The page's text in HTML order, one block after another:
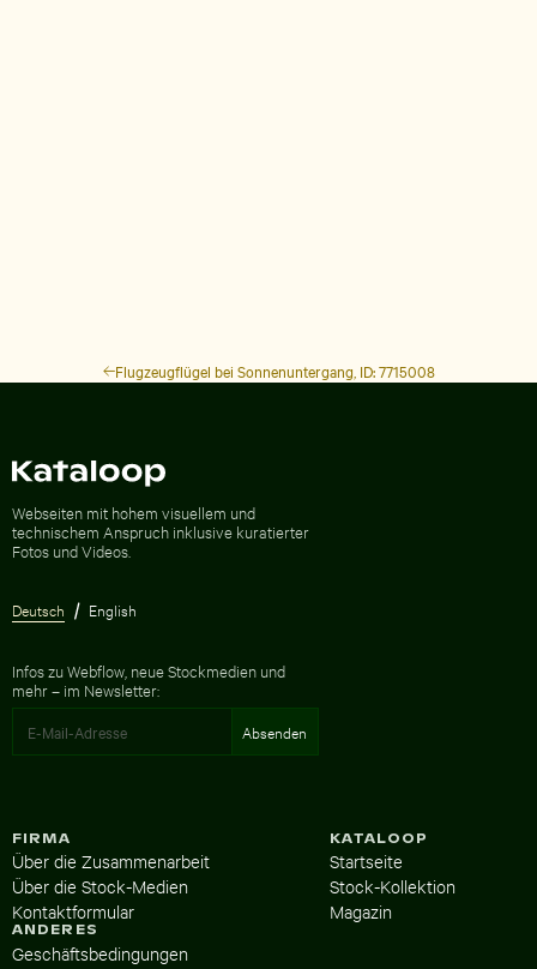
Flugzeugflügel bei Sonnenuntergang, ID: 7715008
Webseiten mit hohem visuellem und
technischem Anspruch inklusive kuratierter
Fotos und Videos.
Deutsch English
Infos zu Webflow, neue Stockmedien und
mehr – im Newsletter:
KATALOOP
Startseite
Stock-Kollektion
Magazin
FIRMA
Über die Zusammenarbeit
Über die Stock-Medien
Kontaktformular
ANDERES
Geschäftsbedingungen